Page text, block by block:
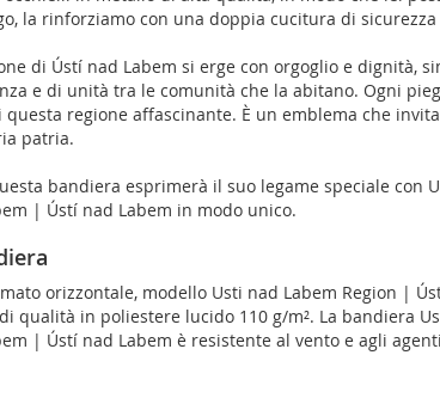
la rinforziamo con una doppia cucitura di
di Ústí nad Labem si erge con orgoglio e
e di unità tra le comunità che la abitano. Ogni
regione affascinante. È un emblema che
patria.
bandiera esprimerà il suo legame speciale con
| Ústí nad Labem in modo unico.
orizzontale, modello Usti nad Labem Region |
qualità in poliestere lucido 110 g/m². La bandiera
| Ústí nad Labem è resistente al vento e agli